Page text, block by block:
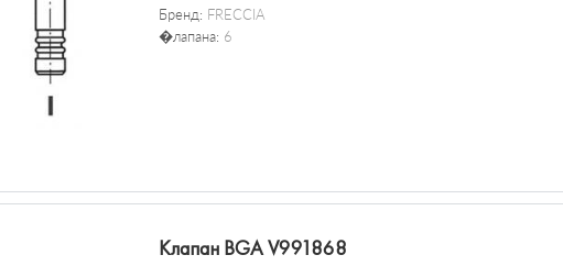
Бренд: FRECCIA
�лапана: 6
Клапан BGA V991868